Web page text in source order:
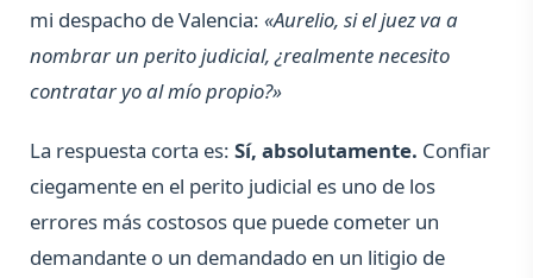
mi despacho de Valencia: «Aurelio, si el juez va a
nombrar un perito judicial, ¿realmente necesito
contratar yo al mío propio?»
La respuesta corta es: Sí, absolutamente. Confiar
ciegamente en el perito judicial es uno de los
errores más costosos que puede cometer un
demandante o un demandado en un litigio de